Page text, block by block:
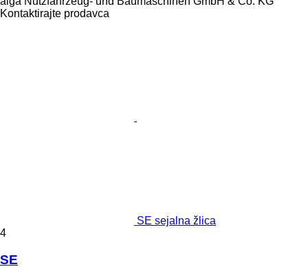
Kontaktirajte prodavca
SE sejalna žlica
4
SE